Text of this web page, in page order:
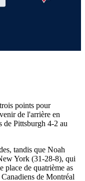
points pour
de l'arrière en
de Pittsburgh 4-2 au
tandis que Noah
York (31-28-8), qui
place de quatrième as
de Montréal